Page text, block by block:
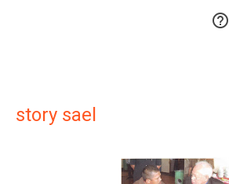

story sael